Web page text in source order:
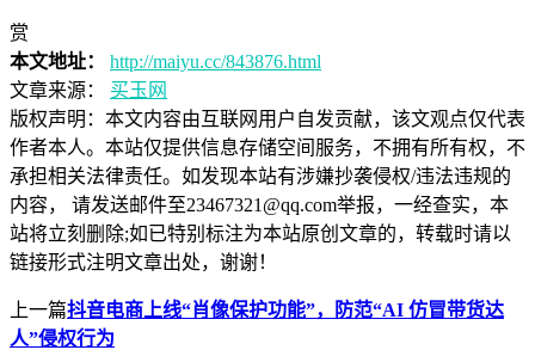
赏
本文地址：
http://maiyu.cc/843876.html
文章来源：
买玉网
版权声明： 本文内容由互联网用户自发贡献，该文观点仅代表
作者本人。本站仅提供信息存储空间服务，不拥有所有权，不
承担相关法律责任。如发现本站有涉嫌抄袭侵权/违法违规的
内容， 请发送邮件至23467321@qq.com举报，一经查实，本
站将立刻删除;如已特别标注为本站原创文章的，转载时请以
链接形式注明文章出处，谢谢！
上一篇抖音电商上线“肖像保护功能”，防范“AI 仿冒带货达
人”侵权行为